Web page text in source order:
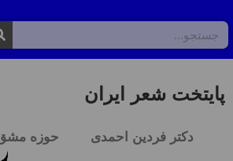
پایتخت شعر ایران
دکتر فردین احمدی حوزه مشق